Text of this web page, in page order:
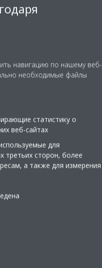
навигацию по нашему веб-
необходимые файлы
статистику о
веб-сайтах
для
третьих сторон, более
а также для измерения